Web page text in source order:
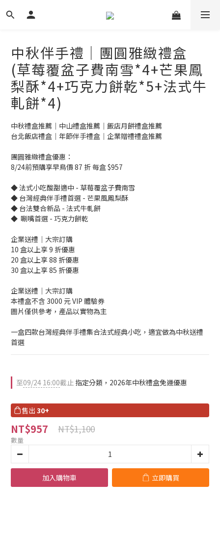
中秋伴手禮｜團圓雅緻禮盒
(草莓覆盆子費南雪*4+芒果鳳
梨酥*4+巧克力餅乾*5+法式牛
軋餅*4)
中秋禮盒推薦｜中山禮盒推薦｜飯店月餅禮盒推薦
台北飯店禮盒｜年節伴手禮盒｜企業贈禮禮盒推薦
團圓雅緻禮盒優惠：
8/24前預購享早鳥價 87 折 每盒 $957
◆ 法式小吃酸甜適中 - 草莓覆盆子費南雪
◆ 台灣經典伴手禮首選 - 芒果風鳳梨酥
◆ 台法雙合新品 - 法式牛軋餅
◆  唰嘴首選 - 巧克力餅乾
企業送禮｜大宗訂購
10 盒以上享 9 折優惠
20 盒以上享 88 折優惠
30 盒以上享 85 折優惠
企業送禮｜大宗訂購
本禮盒不含 3000 元 VIP 體驗券
圖片僅供參考，產品以實物為主
一盒四款台灣經典伴手禮集合法式經典小吃，適宜做為中秋送禮
首選
至09/24 16:00截止 指定分類，2026年中秋禮盒免運優惠
售出 30+
NT$957 NT$1,100
數量
加入購物車 立即購買